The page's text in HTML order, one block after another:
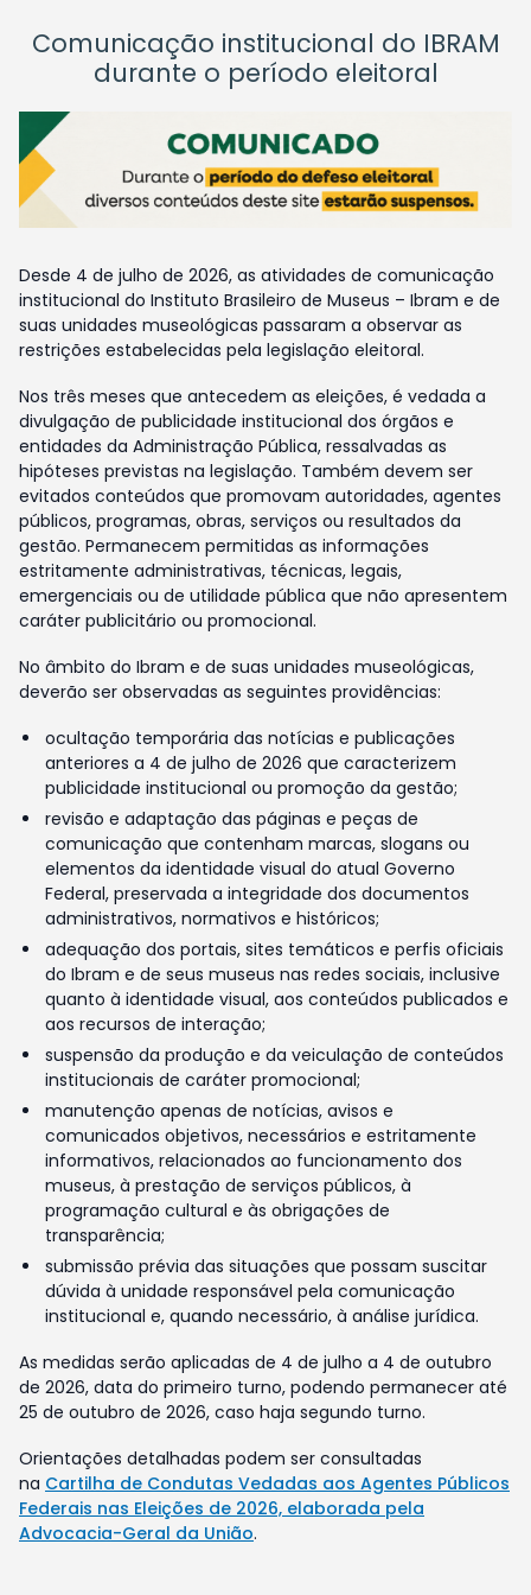
Comunicação institucional do IBRAM
durante o período eleitoral
Desde 4 de julho de 2026, as atividades de comunicação
institucional do Instituto Brasileiro de Museus – Ibram e de
suas unidades museológicas passaram a observar as
restrições estabelecidas pela legislação eleitoral.
Nos três meses que antecedem as eleições, é vedada a
divulgação de publicidade institucional dos órgãos e
entidades da Administração Pública, ressalvadas as
hipóteses previstas na legislação. Também devem ser
evitados conteúdos que promovam autoridades, agentes
públicos, programas, obras, serviços ou resultados da
gestão. Permanecem permitidas as informações
estritamente administrativas, técnicas, legais,
emergenciais ou de utilidade pública que não apresentem
caráter publicitário ou promocional.
No âmbito do Ibram e de suas unidades museológicas,
deverão ser observadas as seguintes providências:
ocultação temporária das notícias e publicações
anteriores a 4 de julho de 2026 que caracterizem
publicidade institucional ou promoção da gestão;
revisão e adaptação das páginas e peças de
comunicação que contenham marcas, slogans ou
elementos da identidade visual do atual Governo
Federal, preservada a integridade dos documentos
administrativos, normativos e históricos;
adequação dos portais, sites temáticos e perfis oficiais
do Ibram e de seus museus nas redes sociais, inclusive
quanto à identidade visual, aos conteúdos publicados e
aos recursos de interação;
suspensão da produção e da veiculação de conteúdos
institucionais de caráter promocional;
manutenção apenas de notícias, avisos e
comunicados objetivos, necessários e estritamente
informativos, relacionados ao funcionamento dos
museus, à prestação de serviços públicos, à
programação cultural e às obrigações de
transparência;
submissão prévia das situações que possam suscitar
dúvida à unidade responsável pela comunicação
institucional e, quando necessário, à análise jurídica.
As medidas serão aplicadas de 4 de julho a 4 de outubro
de 2026, data do primeiro turno, podendo permanecer até
25 de outubro de 2026, caso haja segundo turno.
Orientações detalhadas podem ser consultadas
na Cartilha de Condutas Vedadas aos Agentes Públicos
Federais nas Eleições de 2026, elaborada pela
Advocacia-Geral da União.